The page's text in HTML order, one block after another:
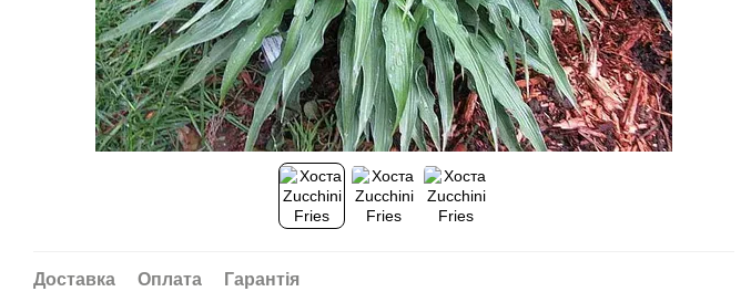
Доставка Оплата Гарантія